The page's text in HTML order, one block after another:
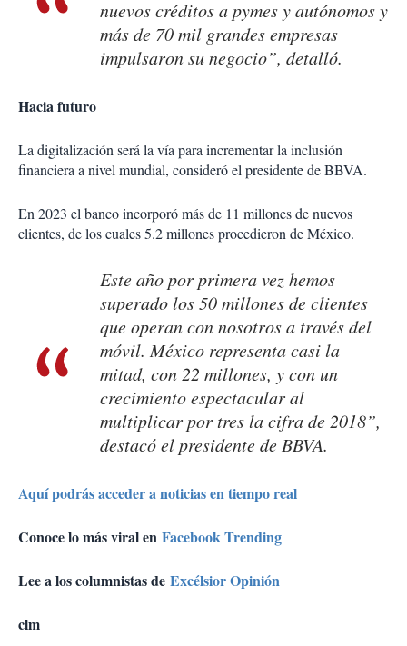
nuevos créditos a pymes y autónomos y
más de 70 mil grandes empresas
impulsaron su negocio”, detalló.
Hacia futuro
La digitalización será la vía para incrementar la inclusión
financiera a nivel mundial, consideró el presidente de BBVA.
En 2023 el banco incorporó más de 11 millones de nuevos
clientes, de los cuales 5.2 millones procedieron de México.
Este año por primera vez hemos
superado los 50 millones de clientes
que operan con nosotros a través del
móvil. México representa casi la
mitad, con 22 millones, y con un
crecimiento espectacular al
multiplicar por tres la cifra de 2018”,
destacó el presidente de BBVA.
Aquí podrás acceder a noticias en tiempo real
Conoce lo más viral en Facebook Trending
Lee a los columnistas de Excélsior Opinión
clm